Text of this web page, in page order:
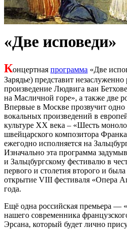
«Две исповеди»
Концертная программа «Две
Зарядье) представит
произведение Людвига ван
на Масличной горе», а также две
Впервые в Москве прозвучит
вокальных произведений в
культуре XX века – «Шесть
швейцарского композитора
ежегодно исполняется на
Изначально эта программа
и Зальцбургскому фестивалю в
первого и столетия второго и
открытие VIII фестиваля «Опера
года.
Ещё одна российская премьера —
нашего современника
Эрсана, который будет лично